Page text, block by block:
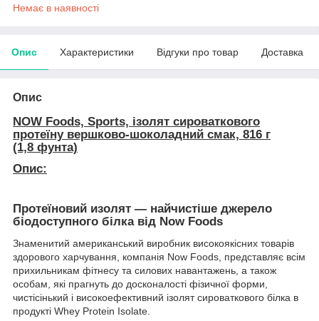
Немає в наявності
Опис Характеристики Відгуки про товар Доставка
Опис
NOW Foods, Sports, ізолят сироваткового
протеїну вершково-шоколадний смак, 816 г
(1,8 фунта)
Опис:
Протеїновий изолят — найчистіше джерело
біодоступного білка від Now Foods
Знаменитий американський виробник високоякісних товарів
здорового харчування, компанія Now Foods, представляє всім
прихильникам фітнесу та силових навантажень, а також
особам, які прагнуть до досконалості фізичної форми,
чистісінький і високоефективний ізолят сироваткового білка в
продукті Whey Protein Isolate.